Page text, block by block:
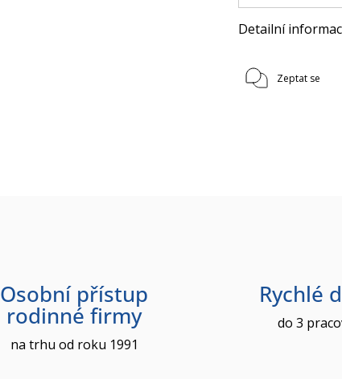
Detailní
Zeptat se
Osobní přístup
rodinné firmy
na trhu od roku 1991
Rychlé
do 3